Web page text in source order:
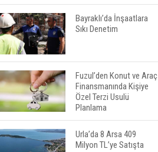
Bayraklı’da İnşaatlara
Sıkı Denetim
Fuzul’den Konut ve Araç
Finansmanında Kişiye
Özel Terzi Usulü
Planlama
Urla’da 8 Arsa 409
Milyon TL’ye Satışta